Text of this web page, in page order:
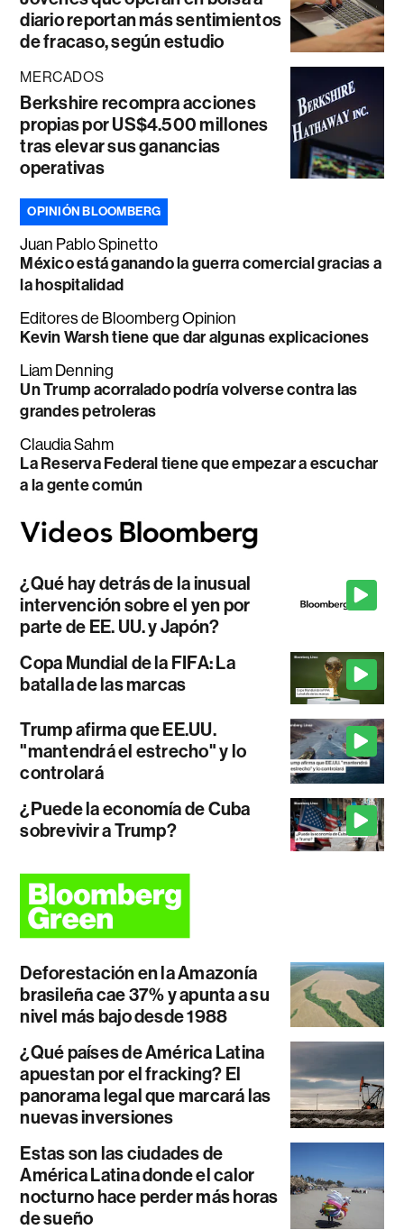
diario reportan más sentimientos
de fracaso, según estudio
MERCADOS
Berkshire recompra acciones
propias por US$4.500 millones
tras elevar sus ganancias
operativas
OPINIÓN BLOOMBERG
Juan Pablo Spinetto
México está ganando la guerra comercial gracias a
la hospitalidad
Editores de Bloomberg Opinion
Kevin Warsh tiene que dar algunas explicaciones
Liam Denning
Un Trump acorralado podría volverse contra las
grandes petroleras
Claudia Sahm
La Reserva Federal tiene que empezar a escuchar
a la gente común
¿Qué hay detrás de la inusual
intervención sobre el yen por
parte de EE. UU. y Japón?
Copa Mundial de la FIFA: La
batalla de las marcas
Trump afirma que EE.UU.
"mantendrá el estrecho" y lo
controlará
¿Puede la economía de Cuba
sobrevivir a Trump?
Deforestación en la Amazonía
brasileña cae 37% y apunta a su
nivel más bajo desde 1988
¿Qué países de América Latina
apuestan por el fracking? El
panorama legal que marcará las
nuevas inversiones
Estas son las ciudades de
América Latina donde el calor
nocturno hace perder más horas
de sueño